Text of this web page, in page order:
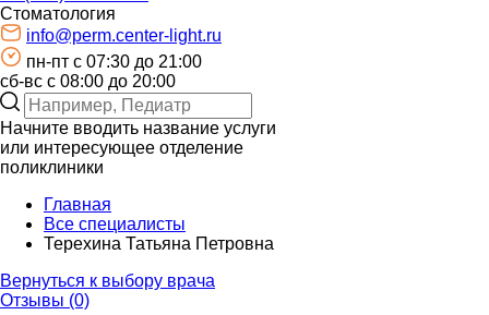
Стоматология
info@perm.center-light.ru
пн-пт c 07:30 до 21:00
сб-вс с 08:00 до 20:00
Начните вводить название услуги
или интересующее отделение
поликлиники
Главная
Все специалисты
Терехина Татьяна Петровна
Вернуться к выбору врача
Отзывы (0)